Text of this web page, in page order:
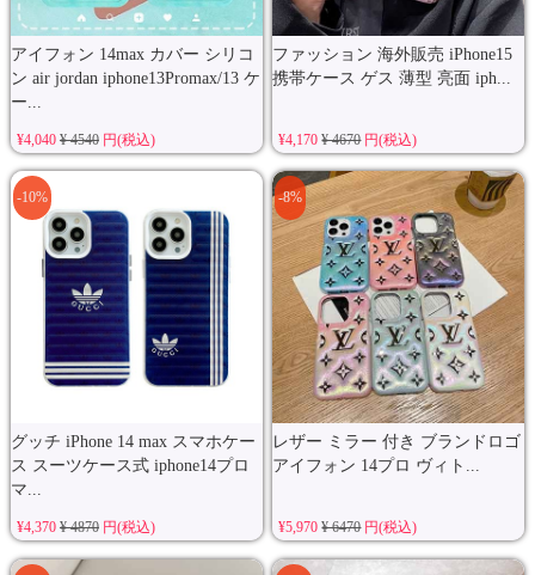
アイフォン 14max カバー シリコ
ン air jordan iphone13Promax/13 ケ
ー...
¥4,040 ¥ 4540円(税込)
ファッション 海外販売 iPhone15
携帯ケース ゲス 薄型 亮面 iph...
¥4,170¥ 4670円(税込)
グッチ iPhone 14 max スマホケー
ス スーツケース式 iphone14プロ
マ...
-10%
¥4,370 ¥ 4870円(税込)
レザー ミラー 付き ブランドロゴ
アイフォン 14プロ ヴィト...
-8%
¥5,970¥ 6470円(税込)